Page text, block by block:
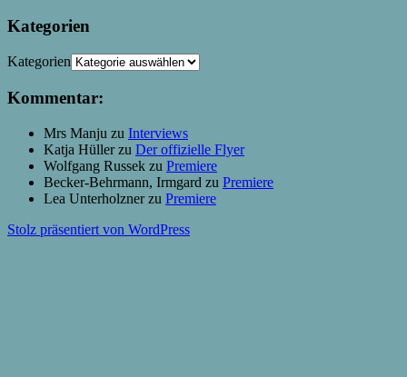
Kategorien
Kategorien
Kommentar:
Mrs Manju zu Interviews
Katja Hüllerzu Der offizielle Flyer
Wolfgang Russek zu Premiere
Becker-Behrmann, Irmgard zu Premiere
Lea Unterholznerzu Premiere
Stolz präsentiert von WordPress